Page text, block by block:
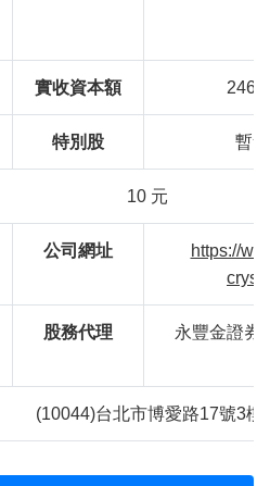
實收資本額
特別股 暫
10 元
公司網址
https://
股務代理 永豐金證券
(10044)台北市博愛路17號3樓